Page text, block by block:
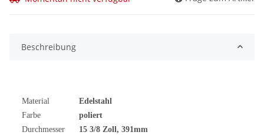
Beschreibung
Material
Edelstahl
Farbe
poliert
Durchmesser
15 3/8 Zoll , 391mm